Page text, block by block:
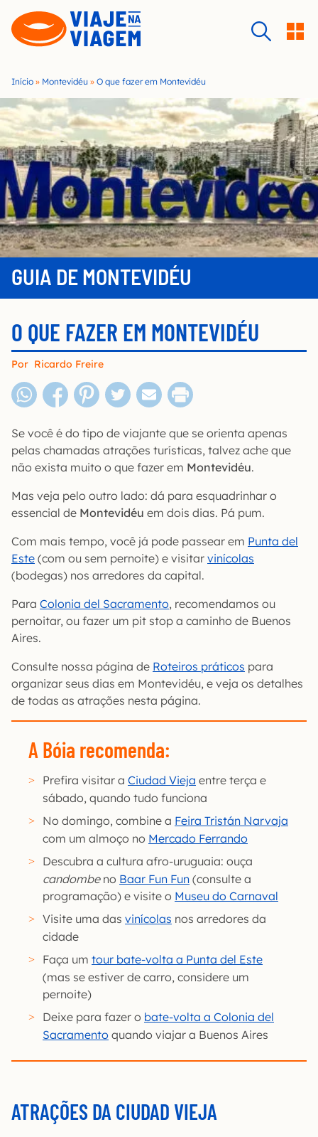
c
n
t
e
n
Início » Montevidéu » O que fazer em Montevidéu
GUIA DE MONTEVIDÉU
O QUE FAZER EM MONTEVIDÉU
Por Ricardo Freire
Se você é do tipo de viajante que se orienta apenas
pelas chamadas atrações turísticas, talvez ache que
não exista muito o que fazer em Montevidéu.
Mas veja pelo outro lado: dá para esquadrinhar o
essencial de Montevidéu em dois dias. Pá pum.
Com mais tempo, você já pode passear em Punta del
Este (com ou sem pernoite) e visitar vinícolas
(bodegas) nos arredores da capital.
Para Colonia del Sacramento, recomendamos ou
pernoitar, ou fazer um pit stop a caminho de Buenos
Aires.
Consulte nossa página de Roteiros práticos para
organizar seus dias em Montevidéu, e veja os detalhes
de todas as atrações nesta página.
A Bóia recomenda:
Prefira visitar a Ciudad Vieja entre terça e
sábado, quando tudo funciona
No domingo, combine a Feira Tristán Narvaja
com um almoço no Mercado Ferrando
Descubra a cultura afro-uruguaia: ouça
candombeno Baar Fun Fun (consulte a
programação) e visite o Museu do Carnaval
Visite uma das vinícolas nos arredores da
cidade
Faça um tour bate-volta a Punta del Este
(mas se estiver de carro, considere um
pernoite)
Deixe para fazer o bate-volta a Colonia del
Sacramento quando viajar a Buenos Aires
ATRAÇÕES DA CIUDAD VIEJA